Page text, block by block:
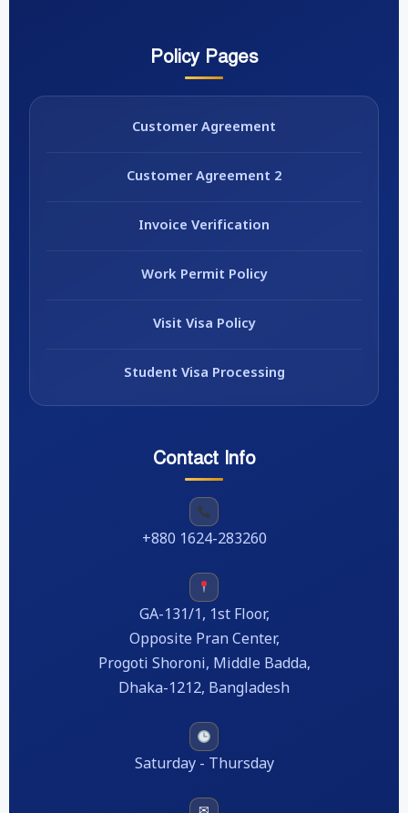
Policy Pages
Customer Agreement
Customer Agreement 2
Invoice Verification
Work Permit Policy
Visit Visa Policy
Student Visa Processing
Contact Info
+880 1624-283260
GA-131/1, 1st Floor,
Opposite Pran Center,
Progoti Shoroni, Middle Badda,
Dhaka-1212, Bangladesh
Saturday - Thursday